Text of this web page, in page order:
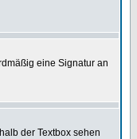
eine Signatur an
der Textbox sehen